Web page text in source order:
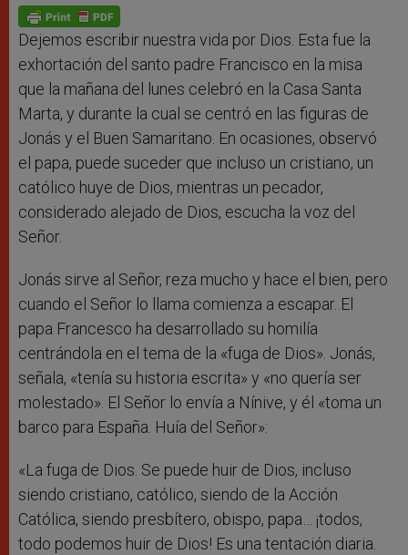
p
p
g
e
r
o
k
Dejemos escribir nuestra vida por Dios. Esta fue la
exhortación del santo padre Francisco en la misa
que la mañana del lunes celebró en la Casa Santa
Marta, y durante la cual se centró en las figuras de
Jonás y el Buen Samaritano. En ocasiones, observó
el papa, puede suceder que incluso un cristiano, un
católico huye de Dios, mientras un pecador,
considerado alejado de Dios, escucha la voz del
Señor.
Jonás sirve al Señor, reza mucho y hace el bien, pero
cuando el Señor lo llama comienza a escapar. El
papa Francesco ha desarrollado su homilía
centrándola en el tema de la «fuga de Dios». Jonás,
señala, «tenía su historia escrita» y «no quería ser
molestado». El Señor lo envía a Nínive, y él «toma un
barco para España. Huía del Señor»:
«La fuga de Dios. Se puede huir de Dios, incluso
siendo cristiano, católico, siendo de la Acción
Católica, siendo presbítero, obispo, papa… ¡todos,
todo podemos huir de Dios! Es una tentación diaria.